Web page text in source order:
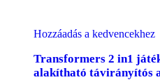
Hozzáadás a kedvencekhez
Transformers 2 in1
alakítható távirányítós